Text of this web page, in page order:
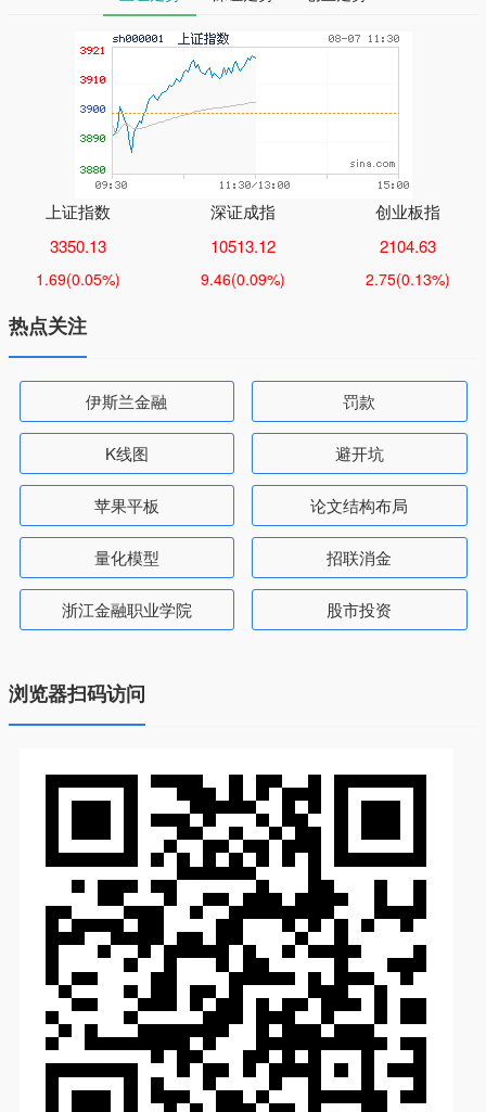
上证指数
3350.13
1.69(0.05%)
深证成指
10513.12
9.46(0.09%)
创业板指
2104.63
2.75(0.13%)
热点关注
伊斯兰金融 罚款
K线图 避开坑
苹果平板 论文结构布局
量化模型 招联消金
浙江金融职业学院 股市投资
浏览器扫码访问